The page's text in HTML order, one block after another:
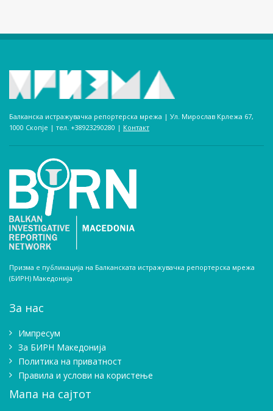
Балканска истражувачка репортерска мрежа | Ул. Мирослав Крлежа 67,
1000 Скопје | тел. +38923290280­ | Контакт
Призма е публикација на Балканската истражувачка репортерска мрежа
(БИРН) Македонија
За нас
Импресум
Зa БИРН Македонија
Политика на приватност
Правила и услови на користење
Мапа на сајтот